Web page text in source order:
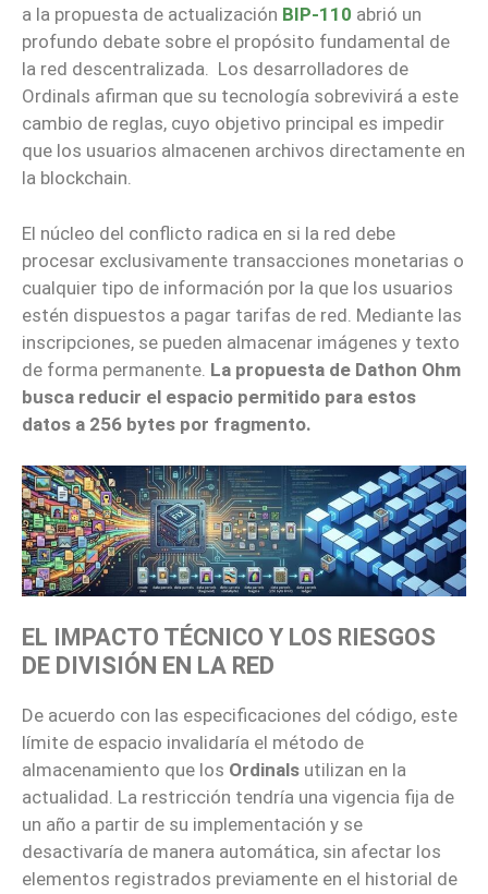
a la propuesta de actualización BIP-110 abrió un
profundo debate sobre el propósito fundamental de
la red descentralizada. Los desarrolladores de
Ordinals afirman que su tecnología sobrevivirá a este
cambio de reglas, cuyo objetivo principal es impedir
que los usuarios almacenen archivos directamente en
la blockchain.
El núcleo del conflicto radica en si la red debe
procesar exclusivamente transacciones monetarias o
cualquier tipo de información por la que los usuarios
estén dispuestos a pagar tarifas de red. Mediante las
inscripciones, se pueden almacenar imágenes y texto
de forma permanente. La propuesta de Dathon Ohm
busca reducir el espacio permitido para estos
datos a 256 bytes por fragmento.
EL IMPACTO TÉCNICO Y LOS RIESGOS
DE DIVISIÓN EN LA RED
De acuerdo con las especificaciones del código, este
límite de espacio invalidaría el método de
almacenamiento que los Ordinals utilizan en la
actualidad. La restricción tendría una vigencia fija de
un año a partir de su implementación y se
desactivaría de manera automática, sin afectar los
elementos registrados previamente en el historial de